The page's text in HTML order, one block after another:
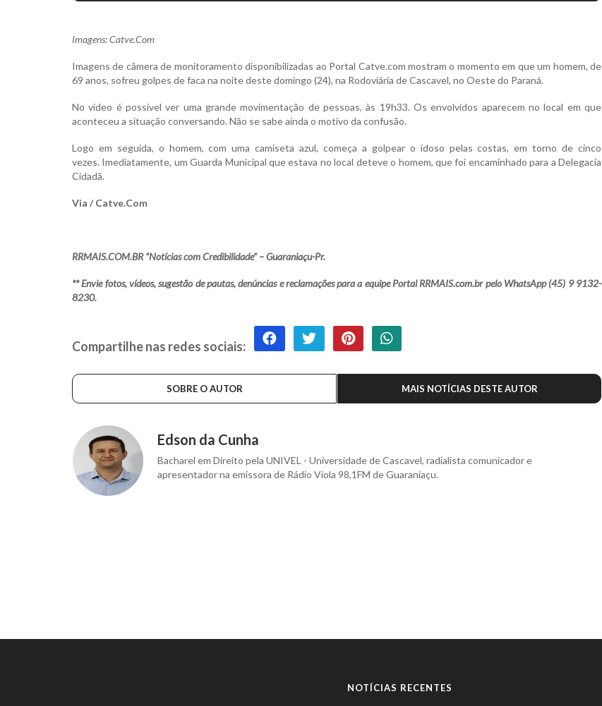
Imagens: Catve.Com
Imagens de câmera de monitoramento disponibilizadas ao Portal Catve.com mostram o momento em que um homem, de
69 anos, sofreu golpes de faca na noite deste domingo (24), na Rodoviária de Cascavel, no Oeste do Paraná.
No vídeo é possível ver uma grande movimentação de pessoas, às 19h33. Os envolvidos aparecem no local em que
aconteceu a situação conversando. Não se sabe ainda o motivo da confusão.
Logo em seguida, o homem, com uma camiseta azul, começa a golpear o idoso pelas costas, em torno de cinco
vezes. Imediatamente, um Guarda Municipal que estava no local deteve o homem, que foi encaminhado para a Delegacia
Cidadã.
Via / Catve.Com
RRMAIS.COM.BR “Notícias com Credibilidade” – Guaraniaçu-Pr.
** Envie fotos, vídeos, sugestão de pautas, denúncias e reclamações para a equipe Portal RRMAIS.com.br pelo WhatsApp (45) 9 9132-
8230.
Compartilhe nas redes sociais:
SOBRE O AUTOR MAIS NOTÍCIAS DESTE AUTOR
Edson da Cunha
Bacharel em Direito pela UNIVEL - Universidade de Cascavel, radialista comunicador e
apresentador na emissora de Rádio Viola 98,1FM de Guaraniaçu.
NOTÍCIAS RECENTES